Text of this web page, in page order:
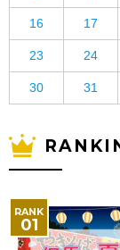
16 17
23 24
30 31